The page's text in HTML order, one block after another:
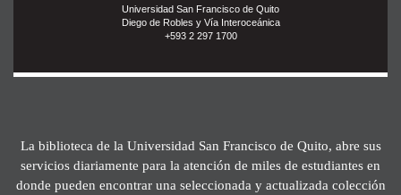
Universidad San Francisco de Quito
Diego de Robles y Vía Interoceánica
+593 2 297 1700
La biblioteca de la Universidad San Francisco de Quito, abre sus
servicios diariamente para la atención de miles de estudiantes en
donde pueden encontrar una seleccionada y actualizada colección